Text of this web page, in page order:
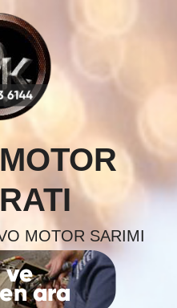
MOTOR SARIMI